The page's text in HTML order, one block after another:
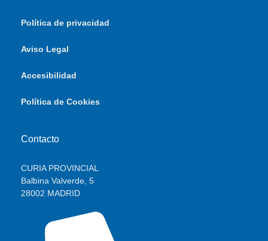
Política de privacidad
Aviso Legal
Accesibilidad
Política de Cookies
Contacto
CURIA PROVINCIAL
Balbina Valverde, 5
28002 MADRID